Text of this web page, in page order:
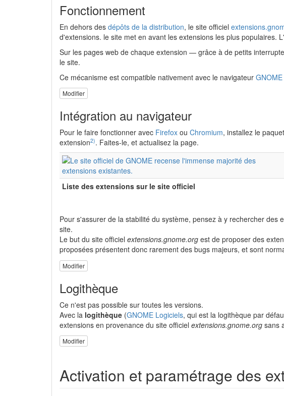
Fonctionnement
En dehors des dépôts de la distribution, le site officiel
d'extensions. le site met en avant les extensions les plus populaires.
Sur les pages web de chaque extension — grâce à de petits
le site.
Ce mécanisme est compatible nativement avec le navigateur
Modifier
Intégration au navigateur
Pour le faire fonctionner avec Firefox ou Chromium, installez le paquet
extension2). Faites-le, et actualisez la page.
Liste des extensions sur le site officiel
Pour s'assurer de la stabilité du système, pensez à y rechercher des
site.
Le but du site officiel extensions.gnome.org est de proposer des
proposées présentent donc rarement des bugs majeurs, et sont
Modifier
Logithèque
Ce n'est pas possible sur toutes les versions.
Avec la logithèque (GNOME Logiciels, qui est la logithèque par
extensions en provenance du site officiel extensions.gnome.org sans
Modifier
Activation et paramétrage des